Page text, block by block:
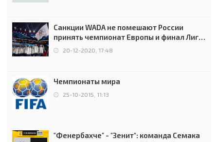
Санкции WADA не помешают России
принять чемпионат Европы и финал Лиги
чемпионов.
20-12-2020, 17:48
Чемпионаты мира
25-10-2015, 11:13
"Фенербахче" - "Зенит": команда Семака